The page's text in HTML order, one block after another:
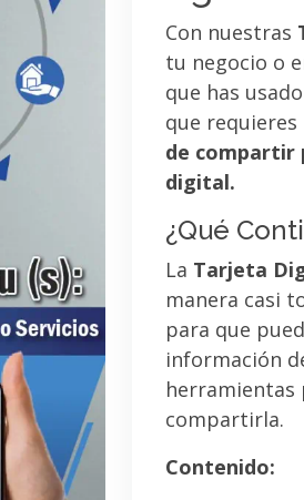
Con nuestras
tu negocio o
que has
que
de compartir
digital.
¿Qué
La Tarjeta
manera casi
para que
información
herramientas
compartirla.
Contenido: